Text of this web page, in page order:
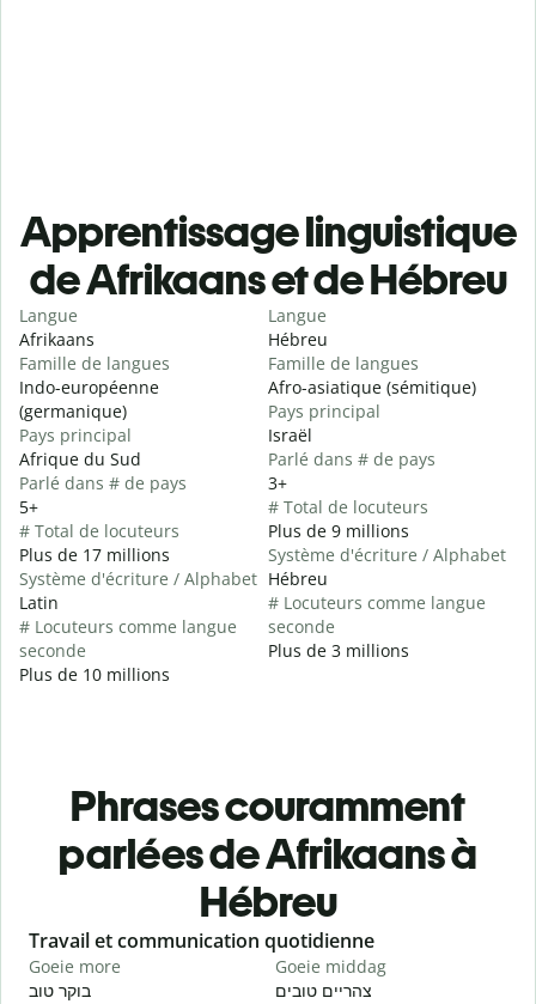
Apprentissage linguistique
de Afrikaans et de Hébreu
Langue
Afrikaans
Famille de langues
Indo-européenne
(germanique)
Pays principal
Afrique du Sud
Parlé dans # de pays
5+
# Total de locuteurs
Plus de 17 millions
Système d'écriture / Alphabet
Latin
# Locuteurs comme langue
seconde
Plus de 10 millions
Langue
Hébreu
Famille de langues
Afro-asiatique (sémitique)
Pays principal
Israël
Parlé dans # de pays
3+
# Total de locuteurs
Plus de 9 millions
Système d'écriture / Alphabet
Hébreu
# Locuteurs comme langue
seconde
Plus de 3 millions
Phrases couramment
parlées de Afrikaans à
Hébreu
Slide 1 of 6
Travail et communication quotidienne
Goeie more
בוקר טוב
Goeie middag
צהריים טובים